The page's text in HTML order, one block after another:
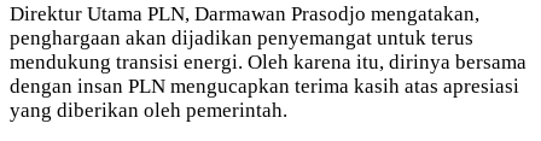
Direktur Utama PLN, Darmawan Prasodjo mengatakan,
penghargaan akan dijadikan penyemangat untuk terus
mendukung transisi energi. Oleh karena itu, dirinya bersama
dengan insan PLN mengucapkan terima kasih atas apresiasi
yang diberikan oleh pemerintah.